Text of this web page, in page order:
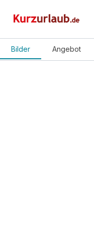
Bilder Angebot